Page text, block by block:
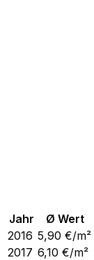
Jahr Ø Wert
2016 5,90 €/m²
2017 6,10 €/m²